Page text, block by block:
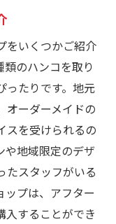
をいくつかご紹介
のハンコを取り
ったりです。地元
オーダーメイドの
スを受けられるの
や地域限定のデザ
たスタッフがいる
ップは、アフター
入することができ